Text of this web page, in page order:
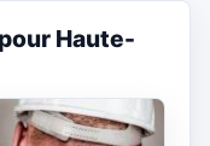
Haute-